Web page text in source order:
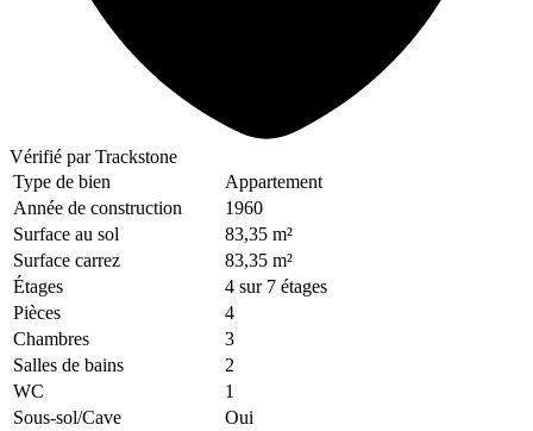
Vérifié par Trackstone
Type de bien
Appartement
Année de construction
1960
Surface au sol
83,35 m²
Surface carrez
83,35 m²
Étages
4 sur 7 étages
Pièces
4
Chambres
3
Salles de bains
2
WC
1
Sous-sol/Cave
Oui